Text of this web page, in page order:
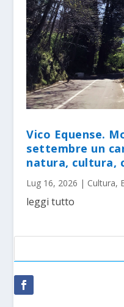
Vico Equense.
settembre un
natura, cultura,
Lug 16, 2026 | Cultura,
leggi tutto